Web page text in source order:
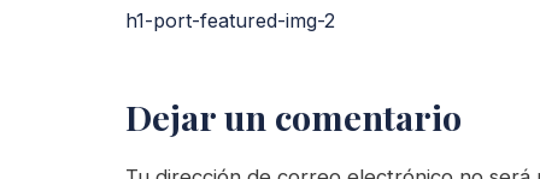
h1-port-featured-img-2
Dejar un comentario